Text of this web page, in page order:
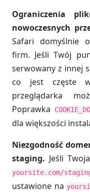
Ograniczenia
nowoczesnych
Safari domyślnie
firm. Jeśli Twój
serwowany z innej
co jest częste
przeglądarka
Poprawka
dla większości
Niezgodność
staging. Jeśli
yoursite.com/
ustawione na